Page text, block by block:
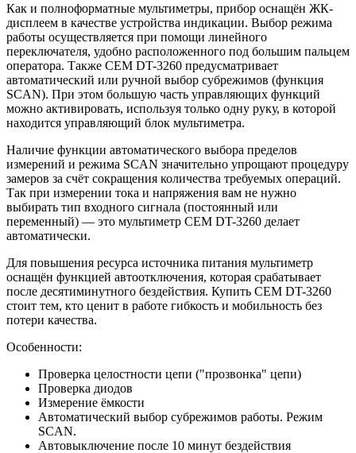
Как и полноформатные мультиметры, прибор оснащён ЖК-
дисплеем в качестве устройства индикации. Выбор режима
работы осуществляется при помощи линейного
переключателя, удобно расположенного под большим пальцем
оператора. Также CEM DT-3260 предусматривает
автоматический или ручной выбор субрежимов (функция
SCAN). При этом большую часть управляющих функций
можно активировать, используя только одну руку, в которой
находится управляющий блок мультиметра.
Наличие функции автоматического выбора пределов
измерений и режима SCAN значительно упрощают процедуру
замеров за счёт сокращения количества требуемых операций.
Так при измерении тока и напряжения вам не нужно
выбирать тип входного сигнала (постоянный или
переменный) — это мультиметр CEM DT-3260 делает
автоматически.
Для повышения ресурса источника питания мультиметр
оснащён функцией автоотключения, которая срабатывает
после десятиминутного бездействия. Купить CEM DT-3260
стоит тем, кто ценит в работе гибкость и мобильность без
потери качества.
Особенности:
Проверка целостности цепи ("прозвонка" цепи)
Проверка диодов
Измерение ёмкости
Автоматический выбор субрежимов работы. Режим
SCAN.
Автовыключение после 10 минут бездействия